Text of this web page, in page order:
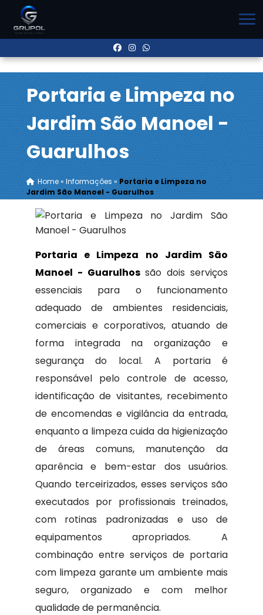
Portaria e Limpeza no
Jardim São Manoel -
Guarulhos
Home» Informações » Portaria e Limpeza no
Jardim São Manoel - Guarulhos
Portaria e Limpeza no Jardim São
Manoel - Guarulhossão dois serviços
essenciais para o funcionamento
adequado de ambientes residenciais,
comerciais e corporativos, atuando de
forma integrada na organização e
segurança do local. A portaria é
responsável pelo controle de acesso,
identificação de visitantes, recebimento
de encomendas e vigilância da entrada,
enquanto a limpeza cuida da higienização
de áreas comuns, manutenção da
aparência e bem-estar dos usuários.
Quando terceirizados, esses serviços são
executados por profissionais treinados,
com rotinas padronizadas e uso de
equipamentos apropriados. A
combinação entre serviços de portaria
com limpeza garante um ambiente mais
seguro, organizado e com melhor
qualidade de permanência.